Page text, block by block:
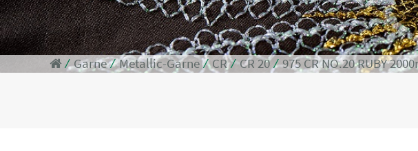
⁄Garne⁄Metallic-Garne⁄CR⁄CR 20⁄975 CR NO.20 RUBY